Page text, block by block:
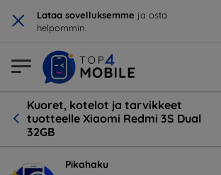
× Lataa sovelluksemme ja osta
helpommin.
Kuoret, kotelot ja tarvikkeet
tuotteelle Xiaomi Redmi 3S Dual
32GB
Pikahaku